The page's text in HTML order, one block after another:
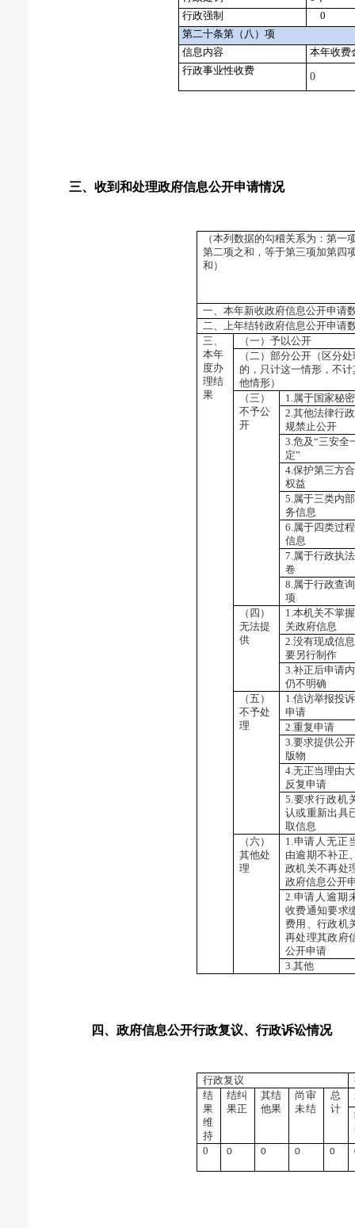
行政强制
0
第二十条第（八）项
信息内容
本年收费
行政事业性收费
0
三、收到和处理政府信息公开申请情况
（本列数据的勾稽关系为：第一
第二项之和，等于第三项加第四
和）
一、本年新收政府信息公开申请
二、上年结转政府信息公开申请
三、
本年
度办
理结
果
（一）予以公开
（二）部分公开（区分处
的，只计这一情形，不计
他情形）
（三）
不予公
开
1.属于国家秘密
2.其他法律行
规禁止公开
3.危及“三安全
定”
4.保护第三方
权益
5.属于三类内
务信息
6.属于四类过
信息
7.属于行政执
卷
8.属于行政查
项
（四）
无法提
供
1.本机关不掌
关政府信息
2.没有现成信
要另行制作
3.补正后申请
仍不明确
（五）
不予处
理
1.信访举报投
申请
2.重复申请
3.要求提供公
版物
4.无正当理由
反复申请
5.要求行政机
认或重新出具
取信息
（六）
其他处
理
1.申请人无正
由逾期不补正
政机关不再处
政府信息公开
2.申请人逾期
收费通知要求
费用、行政机
再处理其政府
公开申请
3.其他
四、政府信息公开行政复议、行政诉讼情况
行政复议
结
果
维
持
结
果
纠
正
其
他
结
果
尚
未
审
结
总
计
0
0 0 0 0